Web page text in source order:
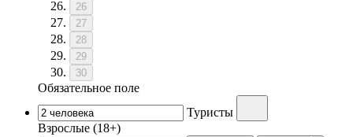
26
27
28
29
30
Обязательное поле
Туристы
Взрослые (18+)